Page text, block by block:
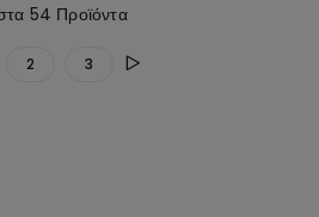
54 Προϊόντα
2 3